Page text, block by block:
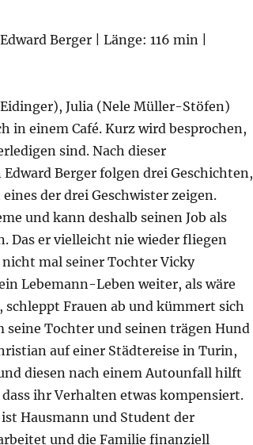
Berger | Länge: 116 min |
Julia (Nele Müller-Stöfen)
in einem Café. Kurz wird besprochen,
sind. Nach dieser
Berger folgen drei Geschichten,
der drei Geschwister zeigen.
und kann deshalb seinen Job als
Das er vielleicht nie wieder fliegen
mal seiner Tochter Vicky
Lebemann-Leben weiter, als wäre
Frauen ab und kümmert sich
seine Tochter und seinen trägen Hund
auf einer Städtereise in Turin,
diesen nach einem Autounfall hilft
ihr Verhalten etwas kompensiert.
Hausmann und Student der
und die Familie finanziell